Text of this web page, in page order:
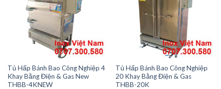
Tủ Hấp Bánh Bao Công Nghiệp 4
Khay Bằng Điện & Gas New
THBB-4KNEW
Tủ Hấp Bánh Bao Công Nghiệp
20 Khay Bằng Điện & Gas
THBB-20K